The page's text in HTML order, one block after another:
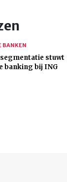
BANKEN
stuwt
banking bij ING